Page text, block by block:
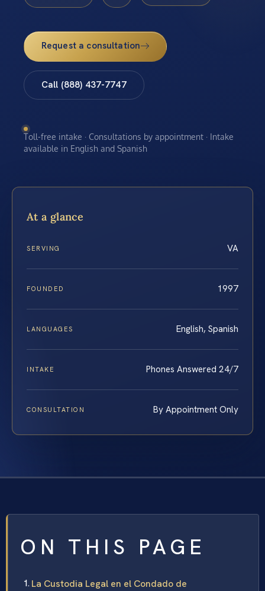
Request a consultation
Call (888) 437-7747
Toll-free intake · Consultations by appointment · Intake
available in English and Spanish
At a glance
SERVING VA
FOUNDED 1997
LANGUAGES English, Spanish
INTAKE Phones Answered 24/7
CONSULTATION By Appointment Only
ON THIS PAGE
La Custodia Legal en el Condado de